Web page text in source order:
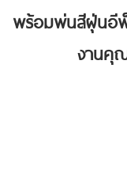
พร้อมพ่นสีฝุ่นอีพ็
งานคุ